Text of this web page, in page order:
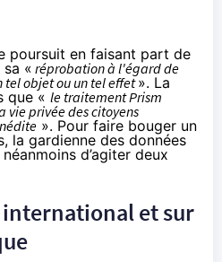
poursuit en faisant part de
« réprobation à l'égard de
objet ou un tel effet». La
que « le traitement Prism
vie privée des citoyens
». Pour faire bouger un
la gardienne des données
d’agiter deux
et sur